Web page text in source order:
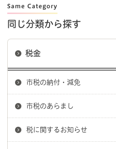
同じ分類から探す
税金
市税の納付・減免
市税のあらまし
税に関するお知らせ